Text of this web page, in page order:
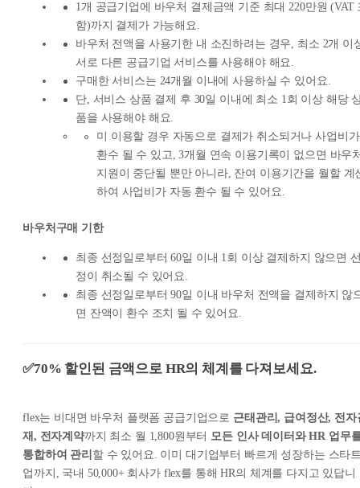
1개 공급기업에 바우처 결제금액 기준 최대 220만원 (VAT
함)까지 결제가 가능해요.
바우처 전액을 사용기한 내 소진하려는 경우, 최소 2개 이
서로 다른 공급기업 서비스를 사용해야 해요.
구매한 서비스는 24개월 이내에 사용하실 수 있어요.
단, 서비스 상품 결제 후 30일 이내에 최소 1회 이상 해당
품을 사용해야 해요.
미 이용할 경우 자동으로 결제가 취소되거나 사업비가
환수 될 수 있고, 3개월 연속 이용기록이 없으면 바우
지원이 중단될 뿐만 아니라, 잔여 이용기간을 월할 계
하여 사업비가 자동 환수 될 수 있어요.
바우처구매 기한
최종 선정일로부터 60일 이내 1회 이상 결제하지 않으면
정이 취소될 수 있어요.
최종 선정일로부터 90일 이내 바우처 전액을 결제하지 않
면 잔액이 환수 조치 될 수 있어요.
✅70% 할인된 금액으로 HR의 체계를 다져보세요.
flex는 비대면 바우처 플랫폼 공급기업으로 근태관리, 급여정산, 전자
재, 전자계약까지 최소 월 1,800원부터 모든 인사 데이터와 HR 업무
통합하여 관리 할 수 있어요. 이미 대기업부터 빠르게 성장하는 스타
업까지, 국내 50,000+ 회사가 flex를 통해 HR의 체계를 다지고 있답니